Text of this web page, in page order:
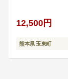
馬肉 肉 ギフト---
12,500円
熊本県 玉東町